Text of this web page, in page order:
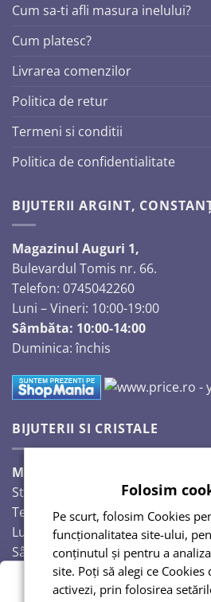
Cum sa-ti afli masura inelului?
Cum platesc?
Livrarea comenzilor
Politica de retur
Termeni si conditii
Politica de confidentialitate
BIJUTERII ARGINT,
Magazinul Auguri 1,
Bulevardul Tomis nr. 66.
Telefon: 0745042260
Luni – Vineri: 10:00-19:00
Sâmbăta: 10:00-14:00
Duminica: închis
BIJUTERII SI CRISTALE
Magazinul Auguri 2,
Strada Răscoalei 1907, nr. 18.
Telefon: 0720224353
Luni – Vineri: 10:00-18:00
Sâmbăta: 10:00-14:00
Duminică: închis
Folosim
Pe scurt, folosim Cookies
funcționalitatea site-ului,
conținutul și pentru a
site. Poți să alegi ce Cookies
activezi, prin folosirea